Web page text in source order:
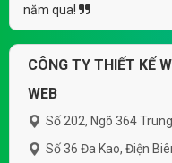
năm qua!
CÔNG TY THIẾT KẾ
WEB
Số 202, Ngõ 364
Số 36 Đa Kao, Điện